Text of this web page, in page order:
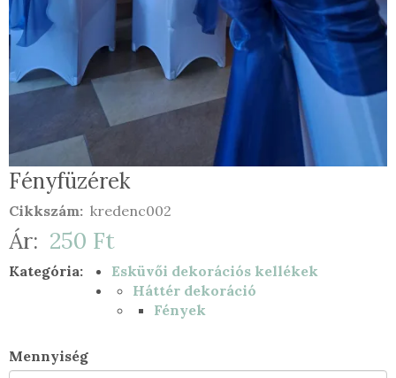
Fényfüzérek
Cikkszám kredenc002
Ár 250 Ft
Kategória
Esküvői dekorációs kellékek
Háttér dekoráció
Fények
Mennyiség